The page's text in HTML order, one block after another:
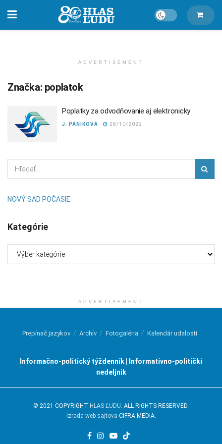
ADVERTISEMENT
Značka: poplatok
Poplatky za odvodňovanie aj elektronicky
J. PÁNIKOVÁ 28/10/2022
NOVÝ SAD POČASIE
Kategórie
ADVERTISEMENT
Prepínač jazykov Archív Fotogaléria Kalendár udalostí
Informačno-politický týždenník | Informativno-politički
nedeljnik
© 2021 COPYRIGHT HLAS ĽUDU . ALL RIGHTS RESERVED.
Izrada web sajtova CIFRA MEDIA.